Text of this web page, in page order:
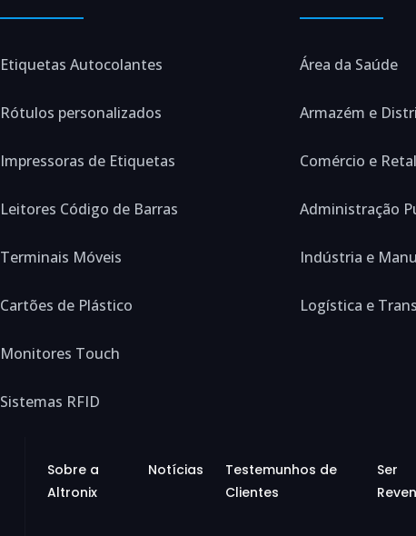
Etiquetas Autocolantes
Rótulos personalizados
Impressoras de Etiquetas
Leitores Código de Barras
Terminais Móveis
Cartões de Plástico
Monitores Touch
Sistemas RFID
Área da Saúde
Armazém e
Comércio e
Administração
Indústria e
Logística e
Sobre a
Altronix
Notícias
Testemunhos de
Clientes
Ser